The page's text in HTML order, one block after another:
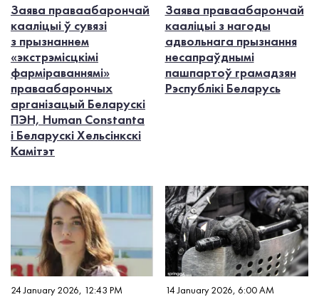
Заява праваабарончай
кааліцыі ў сувязі
з прызнаннем
«экстрэмісцкімі
фарміраваннямі»
праваабарончых
арганізацый Беларускі
ПЭН, Human Constanta
і Беларускі Хельсінкскі
Камітэт
Заява праваабарончай
кааліцыі з нагоды
адвольнага прызнання
несапраўднымі
пашпартоў грамадзян
Рэспублікі Беларусь
24 January 2026, 12:43 PM 14 January 2026, 6:00 AM